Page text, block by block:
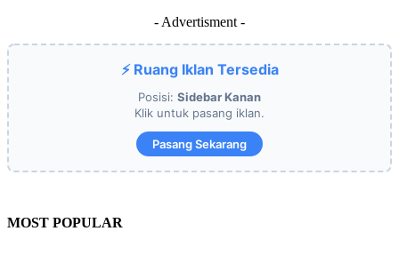
- Advertisment -
⚡ Ruang Iklan Tersedia
Posisi: Sidebar Kanan
Klik untuk pasang iklan.
Pasang Sekarang
MOST POPULAR